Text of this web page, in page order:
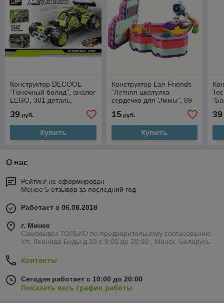
Конструктор DECOOL
"Гоночный болид", аналог
LEGO, 301 деталь,
39 руб.
Купить
Конструктор Lari Friends
"Летняя шкатулка-
сердечко для Эммы", 89
арт.11366
15руб.
Купить
39
О нас
Рейтинг не сформирован
Менее 5 отзывов за последний год
Работает с 06.08.2018
г. Минск
Самовывоз ТОЛЬКО по предварительному согласованию
Ул. Леонида Беды д.33 с 9:00 до 20:00 , Минск, Беларусь
Контакты
Сегодня работает с 10:00 до 20:00
Показать весь график работы